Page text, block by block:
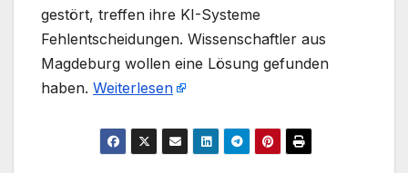
gestört, treffen ihre KI-Systeme
Fehlentscheidungen. Wissenschaftler aus
Magdeburg wollen eine Lösung gefunden
haben. Weiterlesen